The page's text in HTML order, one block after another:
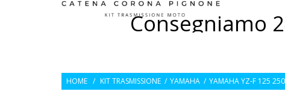
Consegniamo
HOME / KIT TRASMISSIONE / YAMAHA / YAMAHA YZ-F 125